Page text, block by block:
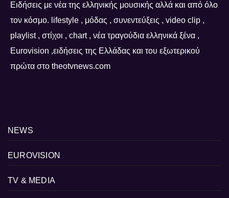
Ειδήσεις με νέα της ελληνικής μουσικής αλλά και από όλο
τον κόσμο. lifestyle , μόδας , συνεντεύξεις , video clip ,
playlist , στίχοι , chart , νέα τραγούδια ελληνικά ξένα ,
Eurovision ,ειδήσεις της Ελλάδας και του εξωτερικού
πρώτα στο theotvnews.com
NEWS
EUROVISION
TV & MEDIA